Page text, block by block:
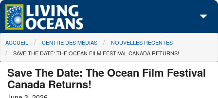
Skip to main content
À propos de nous
Centre des Médias
You are here
ACCUEIL CENTRE DES MÉDIAS
NOUVELLES RÉCENTES
SAVE THE DATE: THE OCEAN FILM FESTIVAL CANADA RETURNS!
Save The Date: The Ocean Film Festival
Canada Returns!